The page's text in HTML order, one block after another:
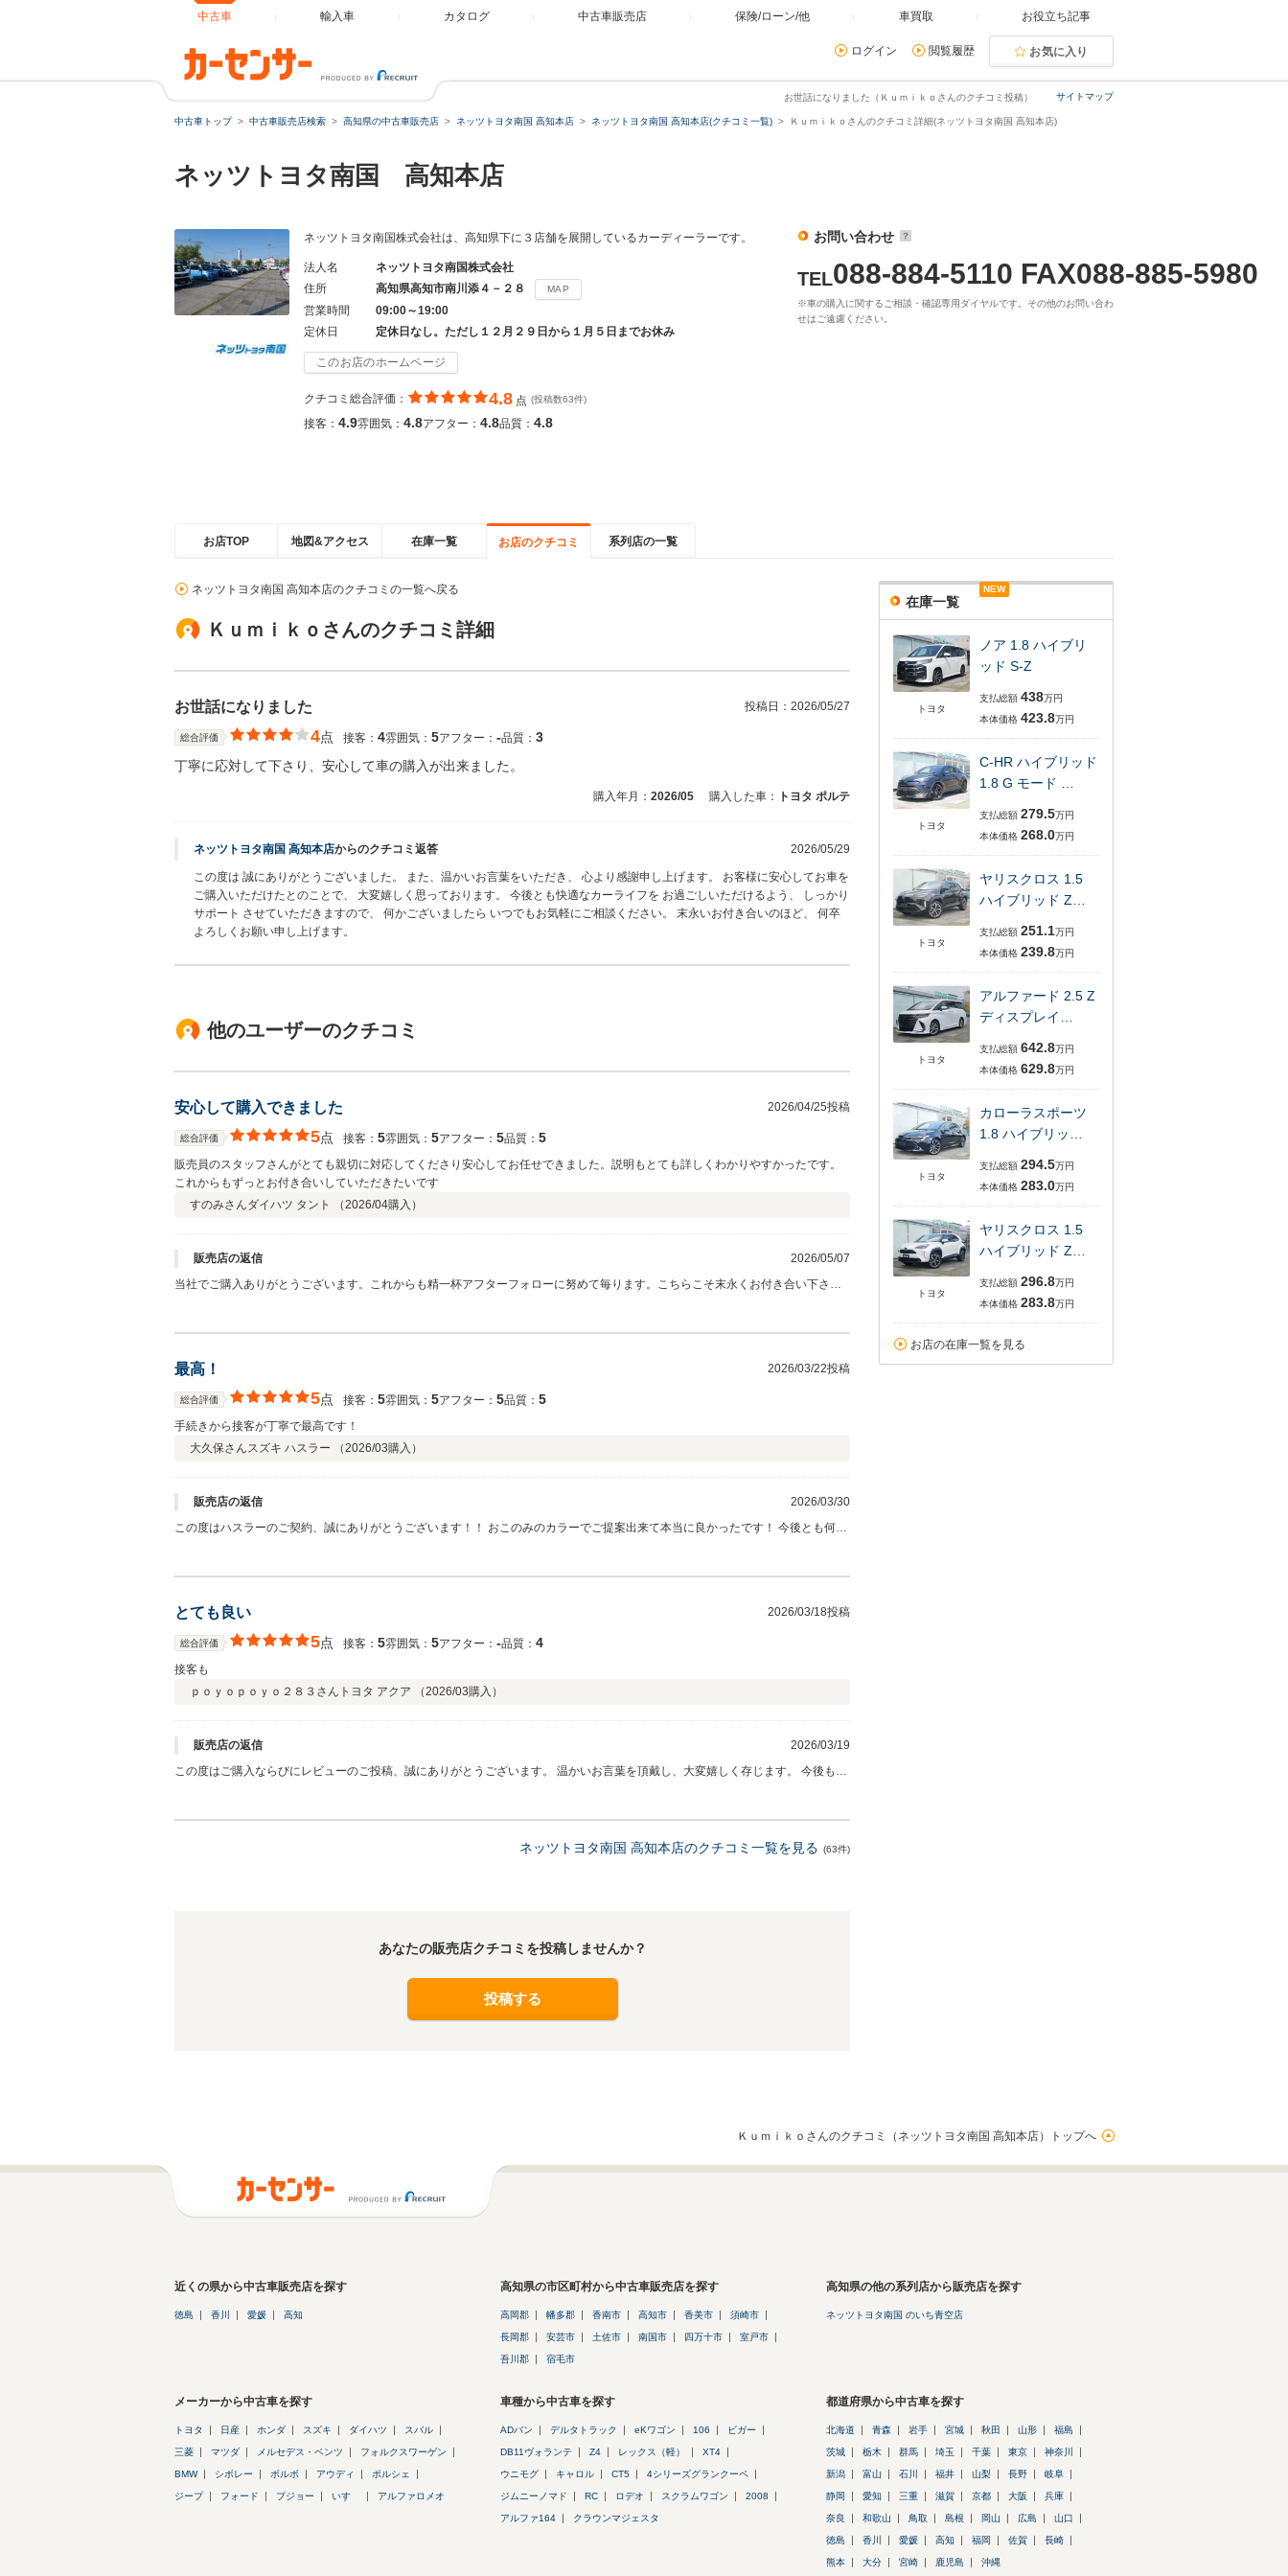
中古車 輸入車 カタログ 中古車販売店 保険/ローン/他 車買取 お役立ち記事
ログイン 閲覧履歴 お気に入り
サイトマップ
お世話になりました（Ｋｕｍｉｋｏさんのクチコミ投稿）
中古車トップ 中古車販売店検索 高知県の中古車販売店 ネッツトヨタ南国 高知本店 ネッツトヨタ南国 高知本店(クチコミ一覧) Ｋｕｍｉｋｏさんのクチコミ詳細(ネッツトヨタ南国 高知本店)
ネッツトヨタ南国 高知本店
ネッツトヨタ南国株式会社は、高知県下に３店舗を展開しているカーディーラーです。
法人名
ネッツトヨタ南国株式会社
住所
高知県高知市南川添４－２８ MAP
営業時間
09:00～19:00
定休日
定休日なし。ただし１２月２９日から１月５日までお休み
このお店のホームページ
クチコミ総合評価： 4.8 点 (投稿数63件)
接客： 4.9雰囲気： 4.8アフター： 4.8品質： 4.8
お問い合わせ
TEL088-884-5110 FAX088-885-5980
※車の購入に関するご相談・確認専用ダイヤルです。その他のお問い合わ
せはご遠慮ください。
お店TOP 地図&アクセス 在庫一覧 お店のクチコミ 系列店の一覧
ネッツトヨタ南国 高知本店のクチコミの一覧へ戻る
Ｋｕｍｉｋｏさんのクチコミ詳細
お世話になりました 投稿日： 2026/05/27
総合評価 4点 接客： 4雰囲気： 5アフター： ‐品質： 3
丁寧に応対して下さり、安心して車の購入が出来ました。
購入年月： 2026/05 購入した車： トヨタ ポルテ
ネッツトヨタ南国 高知本店からのクチコミ返答 2026/05/29
この度は 誠にありがとうございました。 また、温かいお言葉をいただき、 心より感謝申し上げます。 お客様に安心してお車を
ご購入いただけたとのことで、 大変嬉しく思っております。 今後とも快適なカーライフを お過ごしいただけるよう、 しっかり
サポート させていただきますので、 何かございましたら いつでもお気軽にご相談ください。 末永いお付き合いのほど、 何卒
よろしくお願い申し上げます。
他のユーザーのクチコミ
安心して購入できました 2026/04/25投稿
総合評価 5点 接客： 5雰囲気： 5アフター： 5品質： 5
販売員のスタッフさんがとても親切に対応してくださり安心してお任せできました。説明もとても詳しくわかりやすかったです。
これからもずっとお付き合いしていただきたいです
すのみさんダイハツ タント （2026/04購入）
販売店の返信
2026/05/07
当社でご購入ありがとうございます。これからも精一杯アフターフォローに努めて毎ります。こちらこそ末永くお付き合い下さい
最高！ 2026/03/22投稿
総合評価 5点 接客： 5雰囲気： 5アフター： 5品質： 5
手続きから接客が丁寧で最高です！
大久保さんスズキ ハスラー （2026/03購入）
販売店の返信
2026/03/30
この度はハスラーのご契約、誠にありがとうございます！！ おこのみのカラーでご提案出来て本当に良かったです！ 今後とも何卒
とても良い 2026/03/18投稿
総合評価 5点 接客： 5雰囲気： 5アフター： ‐品質： 4
接客も
ｐｏｙｏｐｏｙｏ２８３さん トヨタ アクア （2026/03購入）
販売店の返信
2026/03/19
この度はご購入ならびにレビューのご投稿、誠にありがとうございます。 温かいお言葉を頂戴し、大変嬉しく存じます。 今後も快
ネッツトヨタ南国 高知本店のクチコミ一覧を見る (63件)
あなたの販売店クチコミを投稿しませんか？
投稿する
在庫一覧
トヨタ
NEW
ノア 1.8 ハイブリ
ッド S-Z
支払総額 438万円
本体価格 423.8万円
トヨタ
C-HR ハイブリッド
1.8 G モード …
支払総額 279.5万円
本体価格 268.0万円
トヨタ
ヤリスクロス 1.5
ハイブリッド Z…
支払総額 251.1万円
本体価格 239.8万円
トヨタ
アルファード 2.5 Z
ディスプレイ…
支払総額 642.8万円
本体価格 629.8万円
トヨタ
カローラスポーツ
1.8 ハイブリッ…
支払総額 294.5万円
本体価格 283.0万円
トヨタ
ヤリスクロス 1.5
ハイブリッド Z…
支払総額 296.8万円
本体価格 283.8万円
お店の在庫一覧を見る
Ｋｕｍｉｋｏさんのクチコミ（ネッツトヨタ南国 高知本店）トップへ
近くの県から中古車販売店を探す
徳島 香川 愛媛 高知
高知県の市区町村から中古車販売店を探す
高岡郡 幡多郡 香南市 高知市 香美市 須崎市
長岡郡 安芸市 土佐市 南国市 四万十市 室戸市
吾川郡 宿毛市
高知県の他の系列店から販売店を探す
ネッツトヨタ南国 のいち青空店
メーカーから中古車を探す
トヨタ 日産 ホンダ スズキ ダイハツ スバル
三菱 マツダ メルセデス・ベンツ フォルクスワーゲン
BMW シボレー ボルボ アウディ ポルシェ
ジープ フォード プジョー いすゞ アルファロメオ
車種から中古車を探す
ADバン デルタトラック eKワゴン 106 ビガー
DB11ヴォランテ Z4 レックス（軽） XT4
ウニモグ キャロル CT5 4シリーズグランクーペ
ジムニーノマド RC ロデオ スクラムワゴン 2008
アルファ164 クラウンマジェスタ
都道府県から中古車を探す
北海道 青森 岩手 宮城 秋田 山形 福島
茨城 栃木 群馬 埼玉 千葉 東京 神奈川
新潟 富山 石川 福井 山梨 長野 岐阜
静岡 愛知 三重 滋賀 京都 大阪 兵庫
奈良 和歌山 鳥取 島根 岡山 広島 山口
徳島 香川 愛媛 高知 福岡 佐賀 長崎
熊本 大分 宮崎 鹿児島 沖縄